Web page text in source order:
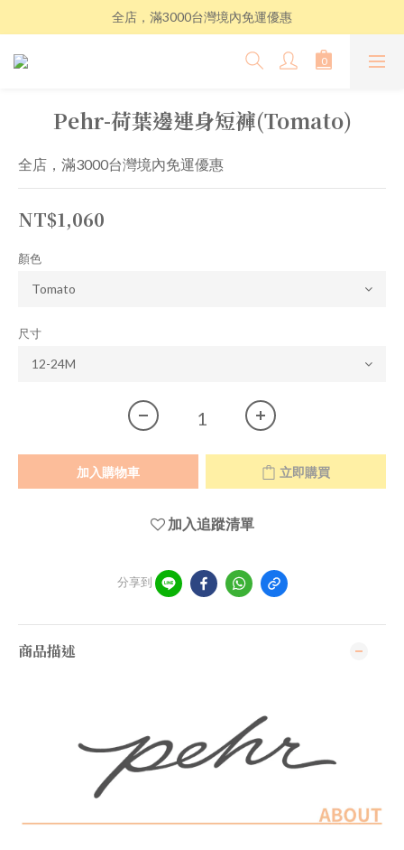
全店，滿3000台灣境內免運優惠
Pehr-荷葉邊連身短褲(Tomato)
全店，滿3000台灣境內免運優惠
NT$1,060
顏色
尺寸
加入購物車 立即購買
加入追蹤清單
分享到
商品描述